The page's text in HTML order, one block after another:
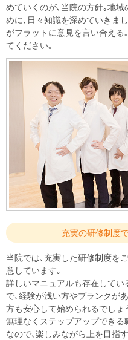
めていくのが､当院の方針｡地
めに､日々知識を深めていきま
がフラットに意見を言い合える
てください｡
充実の研修制度
当院では､充実した研修制度を
意しています｡
詳しいマニュアルも存在してい
で､経験が浅い方やブランクが
方も安心して始められるでしょ
無理なくステップアップできる
なので､楽しみながら上を目指す